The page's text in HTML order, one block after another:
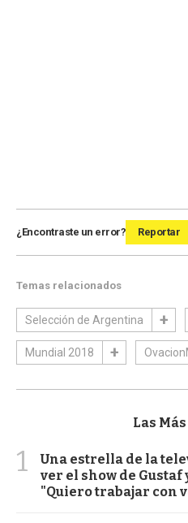
¿Encontraste un error? Reportar
Temas relacionados
Selección de Argentina
Mundial 2018
Las
1
Una estrella de la
ver el show de
"Quiero trabajar con